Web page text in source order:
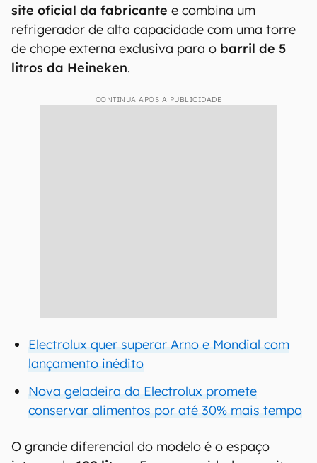
site oficial da fabricante e combina um
refrigerador de alta capacidade com uma torre
de chope externa exclusiva para o barril de 5
litros da Heineken.
CONTINUA APÓS A PUBLICIDADE
Electrolux quer superar Arno e Mondial com
lançamento inédito
Nova geladeira da Electrolux promete
conservar alimentos por até 30% mais tempo
O grande diferencial do modelo é o espaço